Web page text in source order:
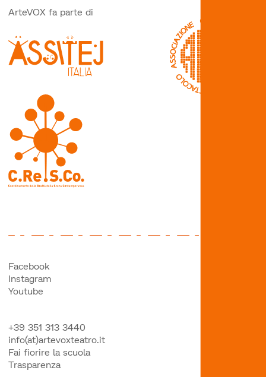
ArteVOX fa parte di
Facebook
Instagram
Youtube
+39 351 313 3440
info(at)artevoxteatro.it
Fai fiorire la scuola
Trasparenza